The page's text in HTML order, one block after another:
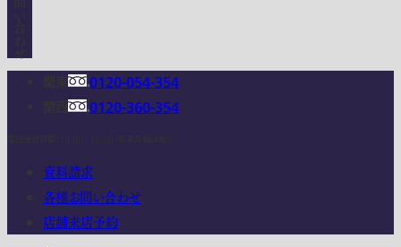
0120-054-354
0120-360-354
資料請求
各種お問い合わせ
店舗来店予約